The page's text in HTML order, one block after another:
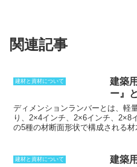
関連記事
建材と資材について
建築
ー』
ディメンションランバーとは、軽
り、2×4インチ、2×6インチ、2×8
の5種の材断面形状で構成される
はS・P・F（スプルスパインファ
建材と資材について 建築